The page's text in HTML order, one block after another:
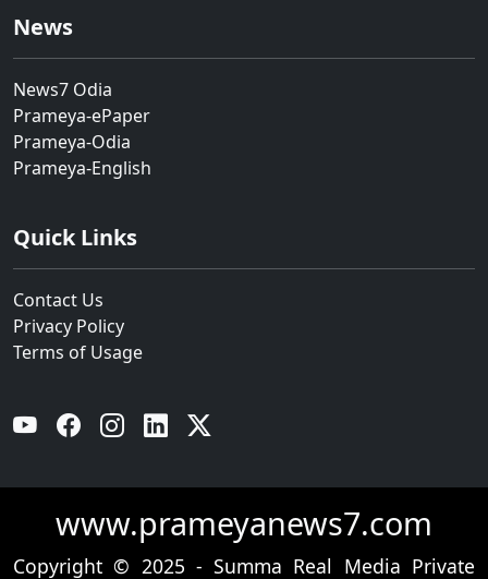
News
News7 Odia
Prameya-ePaper
Prameya-Odia
Prameya-English
Quick Links
Contact Us
Privacy Policy
Terms of Usage
YouTube Facebook Instagram Linkedin
www.prameyanews7.com
Copyright © 2025 - Summa Real Media Private